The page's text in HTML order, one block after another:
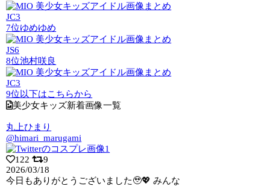
JC3
7位ゆめゆめ
JS6
8位池村咲良
JC3
9位以下はこちらから
美少女キッズ新着画像一覧
丸上ひまり
@himari_marugami
122
9
2026/03/18
今日もありがとうございました🥹💖 みんな